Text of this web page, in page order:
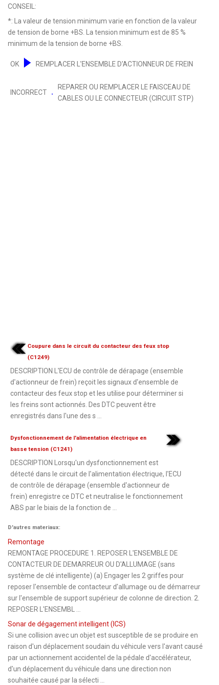
CONSEIL:
*: La valeur de tension minimum varie en fonction de la valeur
de tension de borne +BS. La tension minimum est de 85 %
minimum de la tension de borne +BS.
OK REMPLACER L'ENSEMBLE D'ACTIONNEUR DE FREIN
INCORRECT
REPARER OU REMPLACER LE FAISCEAU DE
CABLES OU LE CONNECTEUR (CIRCUIT STP)
Coupure dans le circuit du contacteur des feux stop
(C1249)
DESCRIPTION L'ECU de contrôle de dérapage (ensemble
d'actionneur de frein) reçoit les signaux d'ensemble de
contacteur des feux stop et les utilise pour déterminer si
les freins sont actionnés. Des DTC peuvent être
enregistrés dans l'une des s ...
Dysfonctionnement de l'alimentation électrique en
basse tension (C1241)
DESCRIPTION Lorsqu'un dysfonctionnement est
détecté dans le circuit de l'alimentation électrique, l'ECU
de contrôle de dérapage (ensemble d'actionneur de
frein) enregistre ce DTC et neutralise le fonctionnement
ABS par le biais de la fonction de ...
D'autres materiaux:
Remontage
REMONTAGE PROCEDURE 1. REPOSER L'ENSEMBLE DE
CONTACTEUR DE DEMARREUR OU D'ALLUMAGE (sans
système de clé intelligente) (a) Engager les 2 griffes pour
reposer l'ensemble de contacteur d'allumage ou de démarreur
sur l'ensemble de support supérieur de colonne de direction. 2.
REPOSER L'ENSEMBL ...
Sonar de dégagement intelligent (ICS)
Si une collision avec un objet est susceptible de se produire en
raison d'un déplacement soudain du véhicule vers l'avant causé
par un actionnement accidentel de la pédale d'accélérateur,
d'un déplacement du véhicule dans une direction non
souhaitée causé par la sélecti ...